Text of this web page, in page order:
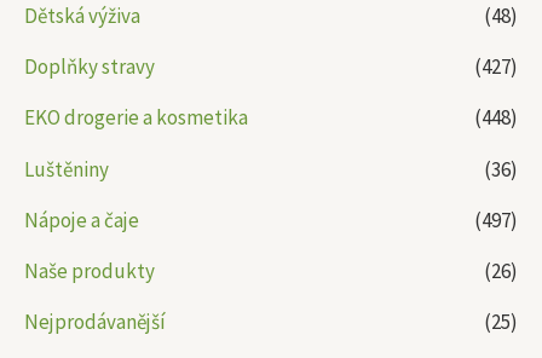
Dětská výživa
(48)
Doplňky stravy
(427)
EKO drogerie a kosmetika
(448)
Luštěniny
(36)
Nápoje a čaje
(497)
Naše produkty
(26)
Nejprodávanější
(25)